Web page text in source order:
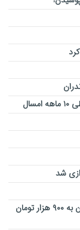
حق مسکن کارگران در آستانه افزایش | ۳۱۵ هزار تومان به ۹۰۰ هزار تومان